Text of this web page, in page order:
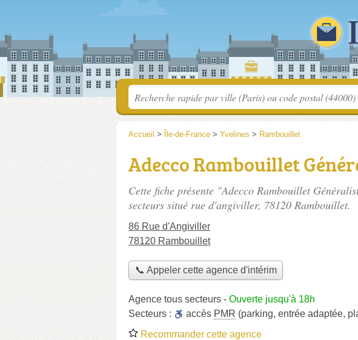
Accueil > Île-de-France > Yvelines > Rambouillet
Adecco Rambouillet
Cette fiche présente "Adecco Rambouillet
secteurs situé rue d'angiviller, 78120 Rambouillet.
86 Rue d'Angiviller
78120 Rambouillet
📞 Appeler cette agence d'intérim
Agence tous secteurs - Ouverte jusqu'à 18h
Secteurs :
accès PMR (parking, entrée adaptée,
Recommander cette agence